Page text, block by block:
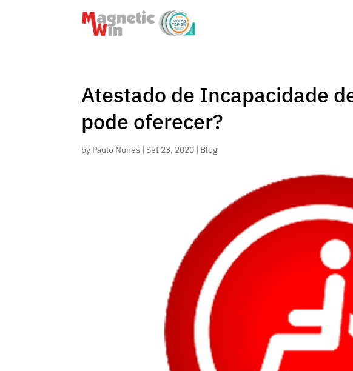
Atestado de Incapacidade
pode oferecer?
by Paulo Nunes |Set 23, 2020 | Blog